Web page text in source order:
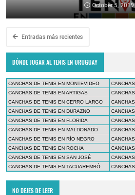
October 5, 2019
Entradas más recientes
DÓNDE JUGAR AL TENIS EN URUGUAY
CANCHAS DE TENIS EN MONTEVIDEO
CANCHAS DE TENIS EN ARTIGAS
CANCHAS DE TENIS EN CERRO LARGO
CANCHAS DE TENIS EN DURAZNO
CANCHAS DE TENIS EN FLORIDA
CANCHAS DE TENIS EN MALDONADO
CANCHAS DE TENIS EN RÍO NEGRO
CANCHAS DE TENIS EN ROCHA
CANCHAS DE TENIS EN SAN JOSÉ
CANCHAS DE TENIS EN TACUAREMBÓ
NO DEJES DE LEER